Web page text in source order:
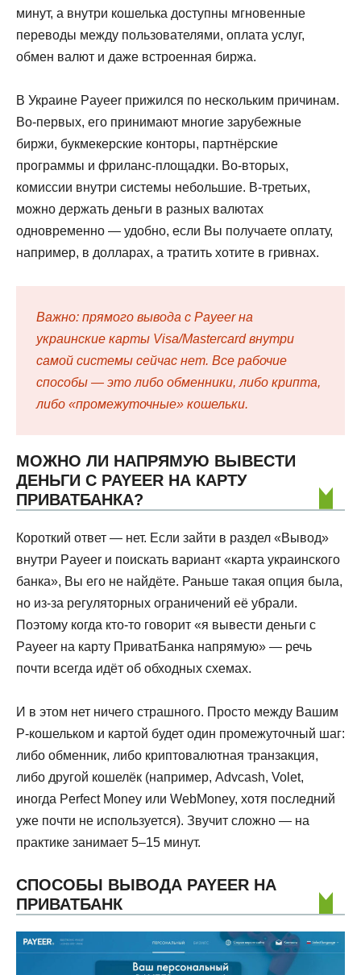
минут, а внутри кошелька доступны мгновенные
переводы между пользователями, оплата услуг,
обмен валют и даже встроенная биржа.
В Украине Payeer прижился по нескольким причинам.
Во-первых, его принимают многие зарубежные
биржи, букмекерские конторы, партнёрские
программы и фриланс-площадки. Во-вторых,
комиссии внутри системы небольшие. В-третьих,
можно держать деньги в разных валютах
одновременно — удобно, если Вы получаете оплату,
например, в долларах, а тратить хотите в гривнах.
Важно: прямого вывода с Payeer на
украинские карты Visa/Mastercard внутри
самой системы сейчас нет. Все рабочие
способы — это либо обменники, либо крипта,
либо «промежуточные» кошельки.
МОЖНО ЛИ НАПРЯМУЮ ВЫВЕСТИ
ДЕНЬГИ С PAYEER НА КАРТУ
ПРИВАТБАНКА?
Короткий ответ — нет. Если зайти в раздел «Вывод»
внутри Payeer и поискать вариант «карта украинского
банка», Вы его не найдёте. Раньше такая опция была,
но из-за регуляторных ограничений её убрали.
Поэтому когда кто-то говорит «я вывести деньги с
Payeer на карту ПриватБанка напрямую» — речь
почти всегда идёт об обходных схемах.
И в этом нет ничего страшного. Просто между Вашим
P-кошельком и картой будет один промежуточный шаг:
либо обменник, либо криптовалютная транзакция,
либо другой кошелёк (например, Advcash, Volet,
иногда Perfect Money или WebMoney, хотя последний
уже почти не используется). Звучит сложно — на
практике занимает 5–15 минут.
СПОСОБЫ ВЫВОДА PAYEER НА
ПРИВАТБАНК